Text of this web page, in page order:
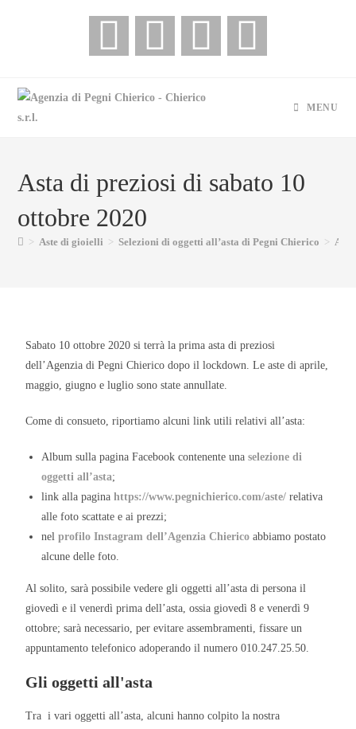
MENU
Asta di preziosi di sabato 10
ottobre 2020
> Aste di gioielli > Selezioni di oggetti all’asta di Pegni Chierico >
Sabato 10 ottobre 2020 si terrà la prima asta di preziosi
dell’Agenzia di Pegni Chierico dopo il lockdown. Le aste di aprile,
maggio, giugno e luglio sono state annullate.
Come di consueto, riportiamo alcuni link utili relativi all’asta:
Album sulla pagina Facebook contenente unaselezione di
oggetti all’asta;
link alla paginahttps://www.pegnichierico.com/aste/ relativa
alle foto scattate e ai prezzi;
nelprofilo Instagram dell’Agenzia Chierico abbiamo postato
alcune delle foto.
Al solito, sarà possibile vedere gli oggetti all’asta di persona il
giovedì e il venerdì prima dell’asta, ossia giovedì 8 e venerdì 9
ottobre; sarà necessario, per evitare assembramenti, fissare un
appuntamento telefonico adoperando il numero 010.247.25.50.
Gli oggetti all'asta
Tra i vari oggetti all’asta, alcuni hanno colpito la nostra